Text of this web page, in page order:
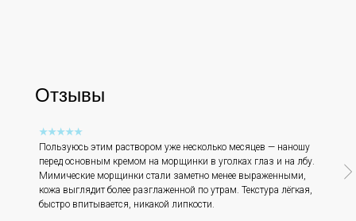
Отзывы
★★★★★
Пользуюсь этим раствором уже несколько месяцев — наношу
перед основным кремом на морщинки в уголках глаз и на лбу.
Мимические морщинки стали заметно менее выраженными,
кожа выглядит более разглаженной по утрам. Текстура лёгкая,
быстро впитывается, никакой липкости.
Позвонить и написать нам
info@ordinary-cosmetics.ru